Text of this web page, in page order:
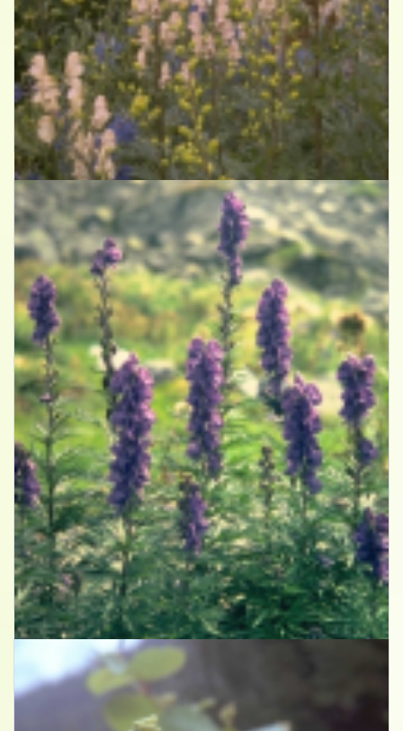
Blauwe monnikskap
Aconitum napellus 'Album'
Blauwe monnikskap
Aconitum napellus